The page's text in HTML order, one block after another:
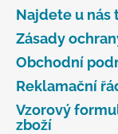
Najdete u nás
Zásady
Obchodní
Reklamační
Vzorový
zboží